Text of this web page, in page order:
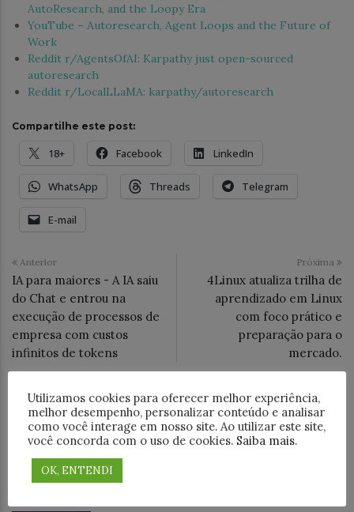
AutoResearch, and the Loopy Era
YouTube – Autoresearch, Agent Loops and the Future of
Work
Reddit r/AgentsOfAI: Karpathy just open-sourced
autoresearch
Reddit r/LocalLLaMA: karpathy/autoresearch
Compartilhe este post:
18+ Facebook LinkedIn
WhatsApp Threads Telegram
E-mail
Anterior
IA para maiores - A IA saiu
do Chat e entrou na
execução de processos de
empresa com custos
infinitos de tokens
Próxima
4Linux atualiza trilha de
aprendizado em Linux
com foco prático e
preparação para o
mercado.
Tags 4linux Cloud
Categoria Big Data Cloud Desenvolvimento
IA
Negócios
Treinamentos
ABOUT AUTHOR
Utilizamos cookies para oferecer melhor experiência,
melhor desempenho, personalizar conteúdo e analisar
como você interage em nosso site. Ao utilizar este site,
você concorda com o uso de cookies. Saiba mais.
OK, ENTENDI